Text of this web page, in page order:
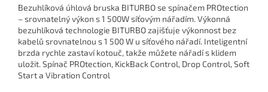
Bezuhlíková úhlová bruska BITURBO se spínačem PROtection
– srovnatelný výkon s 1 500W síťovým nářadím. Výkonná
bezuhlíková technologie BITURBO zajišťuje výkonnost bez
kabelů srovnatelnou s 1 500 W u síťového nářadí. Inteligentní
brzda rychle zastaví kotouč, takže můžete nářadí s klidem
uložit. Spínač PROtection, KickBack Control, Drop Control, Soft
Start a Vibration Control